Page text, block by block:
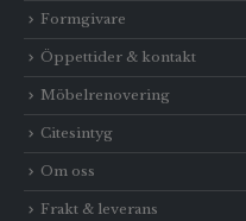
Formgivare
Öppettider & kontakt
Möbelrenovering
Citesintyg
Om oss
Frakt & leverans